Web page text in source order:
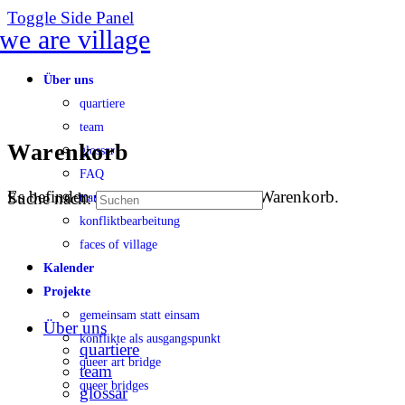
Toggle Side Panel
Über uns
quartiere
team
glossar
FAQ
transparenz
konfliktbearbeitung
faces of village
Kalender
Projekte
gemeinsam statt einsam
konflikte als ausgangspunkt
queer art bridge
queer bridges
Warenkorb
Es befinden sich keine Produkte im Warenkorb.
Suche nach:
Über uns
quartiere
team
glossar